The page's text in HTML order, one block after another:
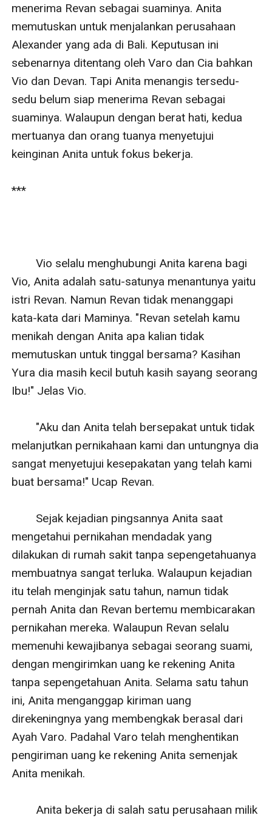
menerima Revan sebagai suaminya. Anita
memutuskan untuk menjalankan perusahaan
Alexander yang ada di Bali. Keputusan ini
sebenarnya ditentang oleh Varo dan Cia bahkan
Vio dan Devan. Tapi Anita menangis tersedu-
sedu belum siap menerima Revan sebagai
suaminya. Walaupun dengan berat hati, kedua
mertuanya dan orang tuanya menyetujui
keinginan Anita untuk fokus bekerja.
***
Vio selalu menghubungi Anita karena bagi
Vio, Anita adalah satu-satunya menantunya yaitu
istri Revan. Namun Revan tidak menanggapi
kata-kata dari Maminya. "Revan setelah kamu
menikah dengan Anita apa kalian tidak
memutuskan untuk tinggal bersama? Kasihan
Yura dia masih kecil butuh kasih sayang seorang
Ibu!" Jelas Vio.
"Aku dan Anita telah bersepakat untuk tidak
melanjutkan pernikahaan kami dan untungnya dia
sangat menyetujui kesepakatan yang telah kami
buat bersama!" Ucap Revan.
Sejak kejadian pingsannya Anita saat
mengetahui pernikahan mendadak yang
dilakukan di rumah sakit tanpa sepengetahuanya
membuatnya sangat terluka. Walaupun kejadian
itu telah menginjak satu tahun, namun tidak
pernah Anita dan Revan bertemu membicarakan
pernikahan mereka. Walaupun Revan selalu
memenuhi kewajibanya sebagai seorang suami,
dengan mengirimkan uang ke rekening Anita
tanpa sepengetahuan Anita. Selama satu tahun
ini, Anita menganggap kiriman uang
direkeningnya yang membengkak berasal dari
Ayah Varo. Padahal Varo telah menghentikan
pengiriman uang ke rekening Anita semenjak
Anita menikah.
Anita bekerja di salah satu perusahaan milik